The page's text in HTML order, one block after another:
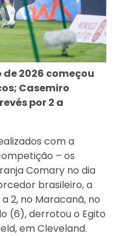
2026 começou
Casemiro
por 2 a
com a
– os
Comary no dia
brasileiro, a
2, no Maracanã, no
(6), derrotou o Egito
em Cleveland.